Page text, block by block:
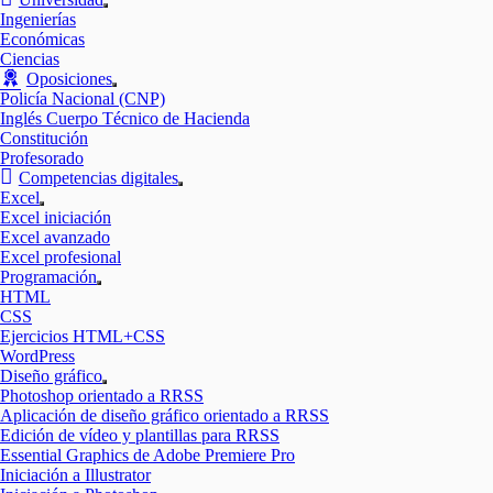
Mostrar
Ingenierías
Económicas
Ciencias
Oposiciones
Mostrar
el
submenú
Policía Nacional (CNP)
Inglés Cuerpo Técnico de Hacienda
Constitución
Profesorado
Competencias digitales
Mostrar
Excel
Mostrar
el
submenú
Excel iniciación
Excel avanzado
Excel profesional
Programación
Mostrar
HTML
CSS
Ejercicios HTML+CSS
WordPress
Diseño gráfico
Mostrar
el
submenú
Photoshop orientado a RRSS
Aplicación de diseño gráfico orientado a RRSS
Edición de vídeo y plantillas para RRSS
Essential Graphics de Adobe Premiere Pro
Iniciación a Illustrator